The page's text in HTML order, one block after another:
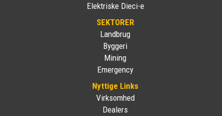
Elektriske Dieci-e
SEKTORER
Landbrug
Byggeri
Mining
Emergency
Nyttige Links
Virksomhed
Dealers